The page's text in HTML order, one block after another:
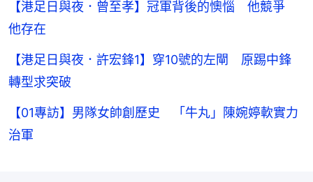
【港足日與夜．曾至孝】冠軍背後的懊惱 他競爭
他存在
【港足日與夜．許宏鋒1】穿10號的左閘 原踢中鋒
轉型求突破
【01專訪】男隊女帥創歷史 「牛丸」陳婉婷軟實力
治軍